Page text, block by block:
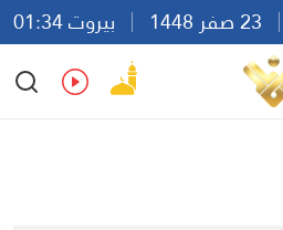
بيروت 01:34
Ar
En Fr Es